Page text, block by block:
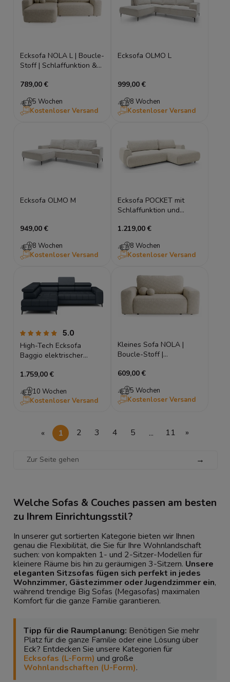
Ecksofa NOLA L | Boucle-
Stoff | Schlaffunktion &
789,00 €
5 Wochen
Kostenloser Versand
Ecksofa OLMO L
999,00 €
8 Wochen
Kostenloser Versand
Ecksofa OLMO M
949,00 €
8 Wochen
Kostenloser Versand
Ecksofa POCKET mit
Schlaffunktion und
1.219,00 €
8 Wochen
Kostenloser Versand
5.0
High-Tech Ecksofa
Baggio elektrischer
Charger, verstellbare
Kopfstützen, 280x196 cm
1.759,00 €
10 Wochen
Kostenloser Versand
Kleines Sofa NOLA |
Boucle-Stoff |
Stauraum
609,00 €
5 Wochen
Kostenloser Versand
→
« 1 2 3 4 5 ... 11 »
Welche Sofas & Couches passen am besten
zu Ihrem Einrichtungsstil?
In unserer gut sortierten Kategorie bieten wir Ihnen
genau die Flexibilität, die Sie für Ihre Wohnlandschaft
suchen: von kompakten 1- und 2-Sitzer-Modellen für
kleinere Räume bis hin zu geräumigen 3-Sitzern. Unsere
eleganten Sitzsofas fügen sich perfekt in jedes
Wohnzimmer, Gästezimmer oder Jugendzimmer ein,
während trendige Big Sofas (Megasofas) maximalen
Komfort für die ganze Familie garantieren.
Tipp für die Raumplanung: Benötigen Sie mehr
Platz für die ganze Familie oder eine Lösung über
Eck? Entdecken Sie unsere Kategorien für
Ecksofas (L-Form) und große
Wohnlandschaften (U-Form).